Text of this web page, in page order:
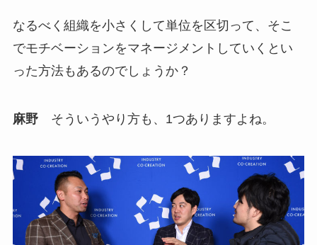
なるべく組織を小さくして単位を区切って、そこ
でモチベーションをマネージメントしていくとい
った方法もあるのでしょうか？
麻野そういうやり方も、1つありますよね。